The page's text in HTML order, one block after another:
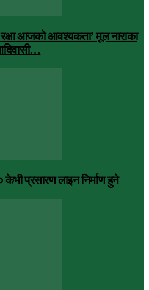
रक्षा आजको आवश्यकता’ मूल नाराका
प्रसारण लाइन निर्माण हुने